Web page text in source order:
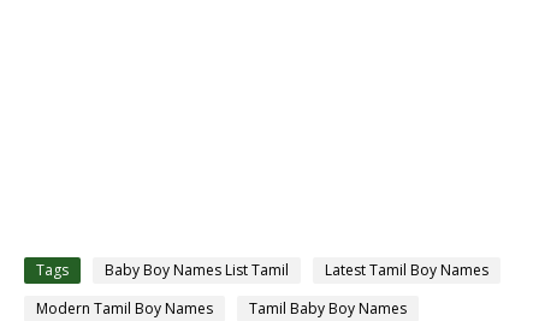
Tags Baby Boy Names List Tamil
Latest Tamil Boy Names
Modern Tamil Boy Names
Tamil Baby Boy Names